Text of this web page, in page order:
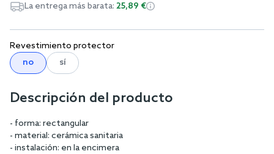
Revestimiento protector
no
sí
La entrega más barata: 25,89 €
Descripción del producto
- forma: rectangular
- material: cerámica sanitaria
- instalación: en la encimera